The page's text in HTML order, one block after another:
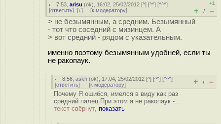
7.53 ,arisu (ok), 16:02, 25/02/2012 [^] [^^] [^^^]
[ответить] [↓] [к модератору]
+1
+ / –
> не безымянным, а средним. Безымянный
- тот что соседний с мизинцем. А
> вот средний - рядом с указательным.
именно поэтому безымянным удобней, если ты
не ракопаук.
8.56 ,askh (ok), 17:04, 25/02/2012 [^] [^^] [^^^]
[ответить] [к модератору] + / –
Почему Я ошибся, имелся в виду как раз
средний палец При этом я не ракопаук -...
текст свёрнут, показать